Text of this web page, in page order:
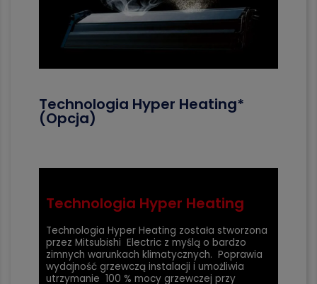
Technologia Hyper Heating*
(Opcja)
Technologia Hyper Heating
Technologia Hyper Heating została stworzona
przez Mitsubishi Electric z myślą o bardzo
zimnych warunkach klimatycznych. Poprawia
wydajność grzewczą instalacji i umożliwia
utrzymanie 100 % mocy grzewczej przy